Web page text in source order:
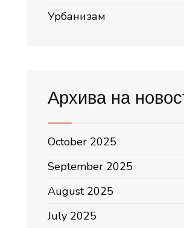
Урбанизам
Архива на
October 2025
September 2025
August 2025
July 2025